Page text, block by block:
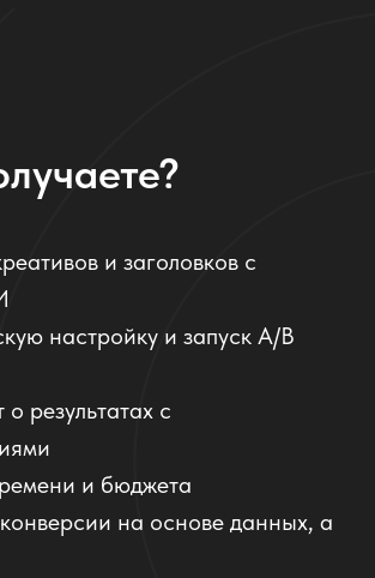
и заголовков с
настройку и запуск A/B
о результатах с
и бюджета
на основе данных, а